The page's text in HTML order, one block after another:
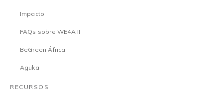
Impacto
FAQs sobre WE4A II
BeGreen África
Aguka
RECURSOS